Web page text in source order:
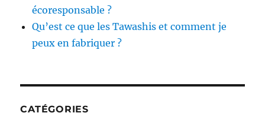
écoresponsable ?
Qu’est ce que les Tawashis et comment je
peux en fabriquer ?
CATÉGORIES